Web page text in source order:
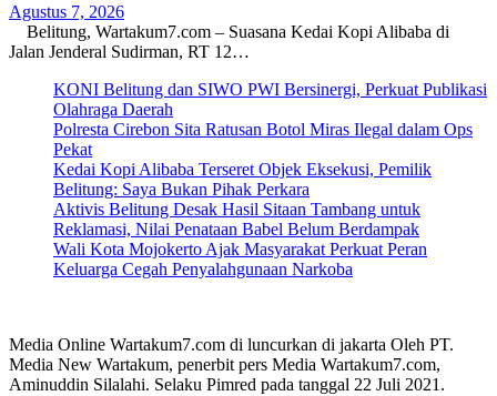
Agustus 7, 2026
Belitung, Wartakum7.com – Suasana Kedai Kopi Alibaba di
Jalan Jenderal Sudirman, RT 12…
KONI Belitung dan SIWO PWI Bersinergi, Perkuat Publikasi
Olahraga Daerah
Polresta Cirebon Sita Ratusan Botol Miras Ilegal dalam Ops
Pekat
Kedai Kopi Alibaba Terseret Objek Eksekusi, Pemilik
Belitung: Saya Bukan Pihak Perkara
Aktivis Belitung Desak Hasil Sitaan Tambang untuk
Reklamasi, Nilai Penataan Babel Belum Berdampak
Wali Kota Mojokerto Ajak Masyarakat Perkuat Peran
Keluarga Cegah Penyalahgunaan Narkoba
Media Online Wartakum7.com di luncurkan di jakarta Oleh PT.
Media New Wartakum, penerbit pers Media Wartakum7.com,
Aminuddin Silalahi. Selaku Pimred pada tanggal 22 Juli 2021.